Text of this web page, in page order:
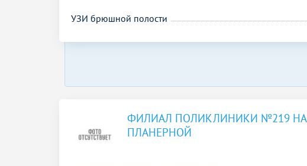
УЗИ брюшной полости
ФИЛИАЛ ПОЛИКЛИНИКИ №219 НА
ПЛАНЕРНОЙ